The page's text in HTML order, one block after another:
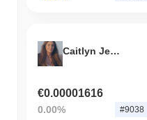
Caitlyn Jenner (ETH)
€0.00001616
0.00% #9038